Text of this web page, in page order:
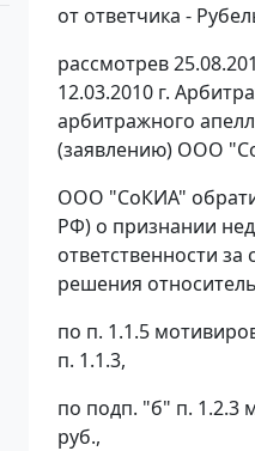
от ответчика -
рассмотрев
12.03.2010 г.
арбитражного
(заявлению) ООО
ООО "СоКИА"
РФ) о признании
ответственности
решения
по п. 1.1.5
п. 1.1.3,
по подп. "б" п. 1.2.3
руб.,